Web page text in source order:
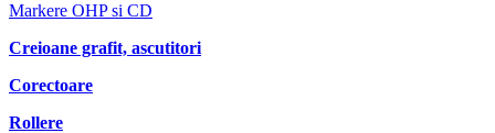
Markere OHP si CD
Creioane grafit, ascutitori
Corectoare
Rollere